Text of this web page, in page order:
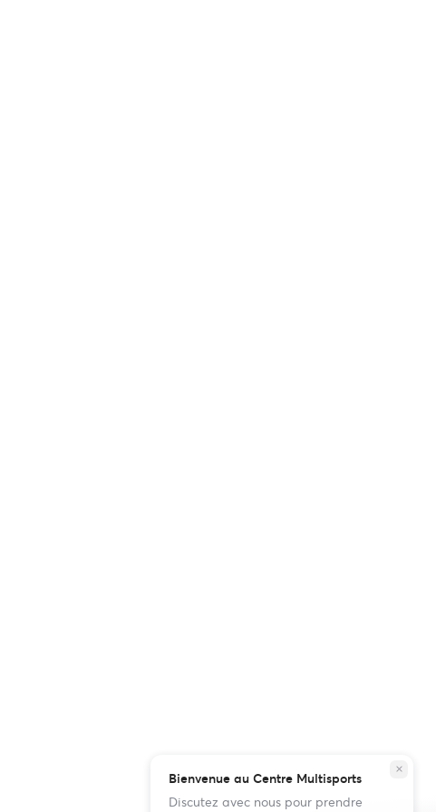
close
Bienvenue au Centre Multisports
Discutez avec nous pour prendre